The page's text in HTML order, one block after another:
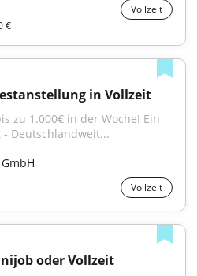
Vollzeit
€
in Vollzeit
zu 1.000€ in der Woche! Ein
Deutschlandweit...
Vollzeit
oder Vollzeit